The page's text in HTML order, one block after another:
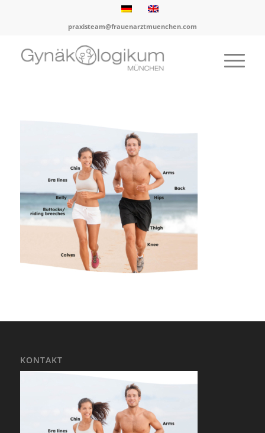
praxisteam@frauenarztmuenchen.com
KONTAKT